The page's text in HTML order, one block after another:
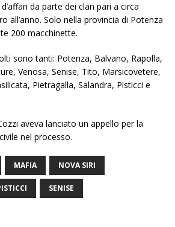
da parte dei clan pari a circa
all’anno. Solo nella provincia di Potenza
200 macchinette.
sono tanti: Potenza, Balvano, Rapolla,
Venosa, Senise, Tito, Marsicovetere,
Pietragalla, Salandra, Pisticci e
aveva lanciato un appello per la
nel processo.
MAFIA NOVA SIRI
SENISE